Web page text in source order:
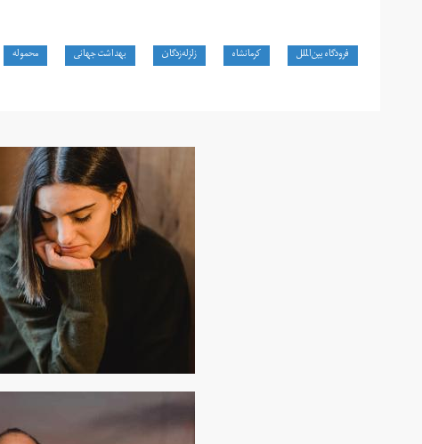
فرودگاه بین‌الملل کرمانشاه زلزله‌زدگان بهداشت جهانی محموله